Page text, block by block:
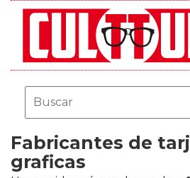
Fabricantes de
graficas